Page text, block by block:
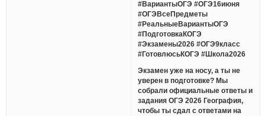
#ВариантыОГЭ #ОГЭ16июня
#ОГЭВсеПредметы
#РеальныеВариантыОГЭ
#ПодготовкаКОГЭ
#Экзамены2026 #ОГЭ9класс
#ГотовлюсьКОГЭ #Школа2026
Экзамен уже на носу, а ты не
уверен в подготовке? Мы
собрали официальные ответы и
задания ОГЭ 2026 География,
чтобы ты сдал с ответами на